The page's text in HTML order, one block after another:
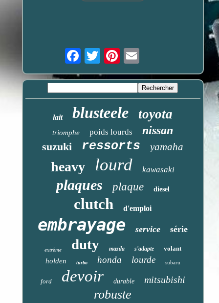
Email
lait blusteele toyota
triomphe poids lourds nissan
suzuki ressorts yamaha
heavy lourd kawasaki
plaques plaque diesel
clutch d'emploi
embrayage service série
extrême duty mazda s'adapte volant
holden turbo honda lourde subaru
ford devoir durable mitsubishi
robuste